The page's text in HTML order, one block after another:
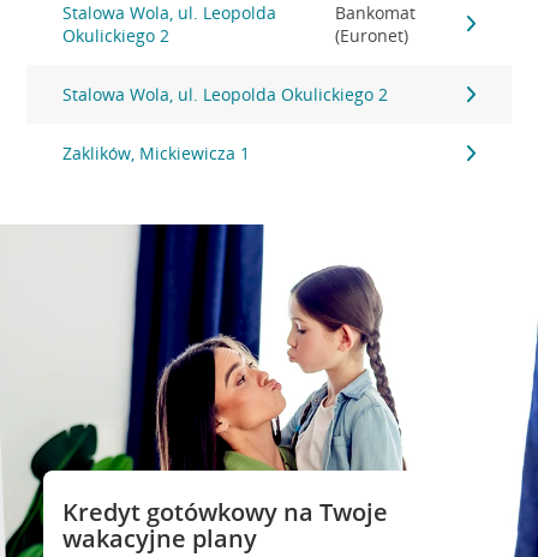
Stalowa Wola, ul. Leopolda
Okulickiego 2
Bankomat
(Euronet)
Stalowa Wola, ul. Leopolda Okulickiego 2
Zaklików, Mickiewicza 1
Kredyt gotówkowy na Twoje
wakacyjne plany